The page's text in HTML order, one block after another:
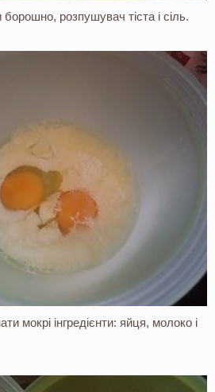
розпушувач тіста і сіль.
мокрі інгредієнти: яйця, молоко і